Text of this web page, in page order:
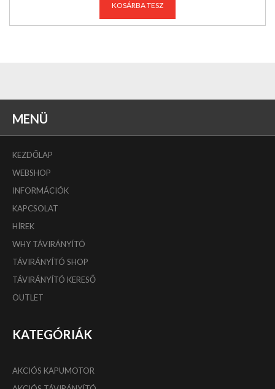
KOSÁRBA TESZ
MENÜ
KEZDŐLAP
WEBSHOP
INFORMÁCIÓK
KAPCSOLAT
HÍREK
WHY TÁVIRÁNYÍTÓ
TÁVIRÁNYÍTÓ SHOP
TÁVIRÁNYÍTÓ KERESŐ
OUTLET
KATEGÓRIÁK
AKCIÓS KAPUMOTOR